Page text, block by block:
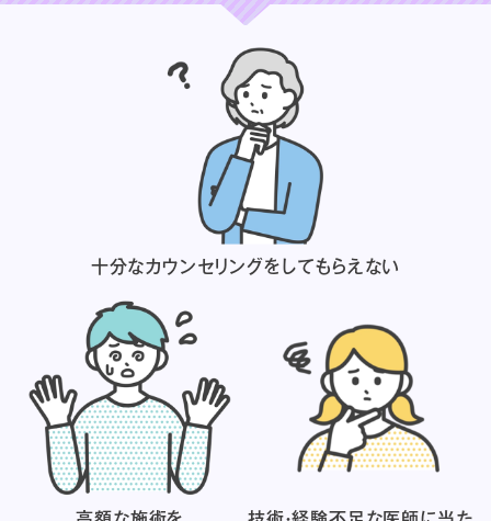
十分なカウンセリングをしてもらえない